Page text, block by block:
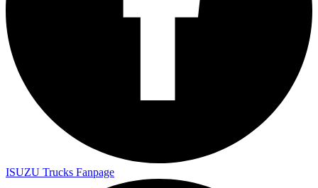
ISUZU Trucks Fanpage